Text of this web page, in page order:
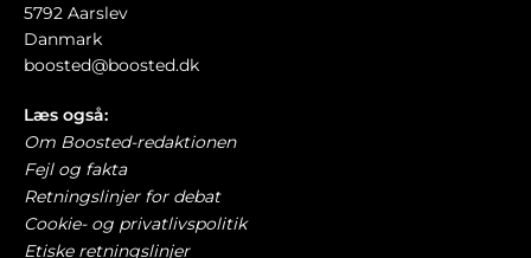
5792 Aarslev
Danmark
boosted@boosted.dk
Læs også:
Om Boosted-redaktionen
Fejl og fakta
Retningslinjer for debat
Cookie- og privatlivspolitik
Etiske retningslinjer